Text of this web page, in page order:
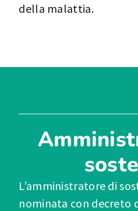
della malattia.
L’amministratore di
nominata con decreto